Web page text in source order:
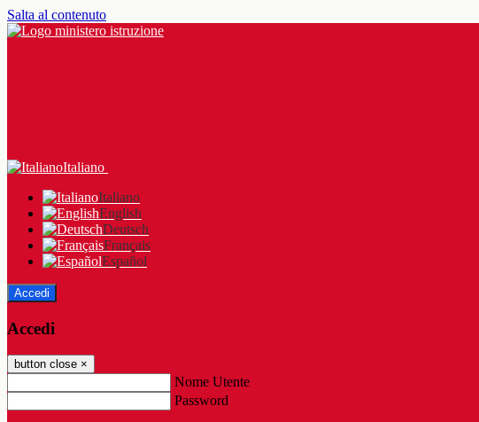
Salta al contenuto
Italiano
Italiano
English
Deutsch
Français
Español
Accedi
Accedi
button close ×
Nome Utente
Password